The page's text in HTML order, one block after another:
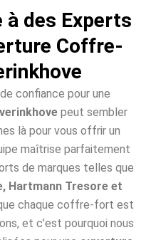
à des Experts
Coffre-
confiance pour une
peut sembler
là pour vous offrir un
maîtrise parfaitement
de marques telles que
Hartmann Tresore et
que chaque coffre-fort est
et c’est pourquoi nous